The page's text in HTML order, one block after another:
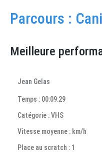
Parcours :
Meilleure
Jean Gelas
Temps : 00:09:29
Catégorie : VHS
Vitesse moyenne : km/h
Place au scratch : 1